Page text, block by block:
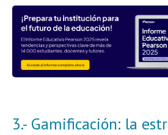
3.- Gamificación: la